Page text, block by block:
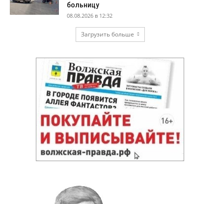
больницу
08.08.2026 в 12:32
Загрузить больше